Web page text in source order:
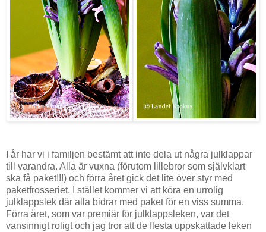
I år har vi i familjen bestämt att inte dela ut några julklappar
till varandra. Alla är vuxna (förutom lillebror som självklart
ska få paket!!!) och förra året gick det lite över styr med
paketfrosseriet. I stället kommer vi att köra en urrolig
julklappslek där alla bidrar med paket för en viss summa.
Förra året, som var premiär för julklappsleken, var det
vansinnigt roligt och jag tror att de flesta uppskattade leken